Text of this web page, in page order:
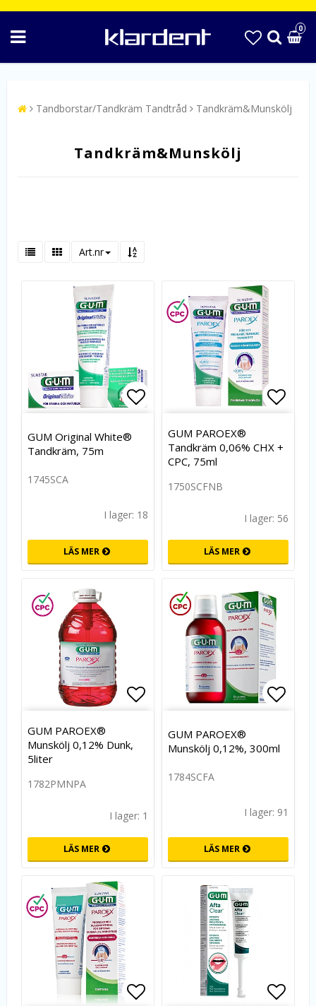
0
Tandborstar/Tandkräm Tandtråd Tandkräm&Munskölj
Tandkräm&Munskölj
Art.nr
Lägg till i favoritlistan
GUM Original White®
Tandkräm, 75m
1745SCA
I lager: 18
LÄS MER
GUM PAROEX®
Tandkräm 0,06% CHX +
CPC, 75ml
1750SCFNB
I lager: 56
LÄS MER
GUM PAROEX®
Munskölj 0,12% Dunk,
5liter
1782PMNPA
I lager: 1
LÄS MER
GUM PAROEX®
Munskölj 0,12%, 300ml
1784SCFA
I lager: 91
LÄS MER